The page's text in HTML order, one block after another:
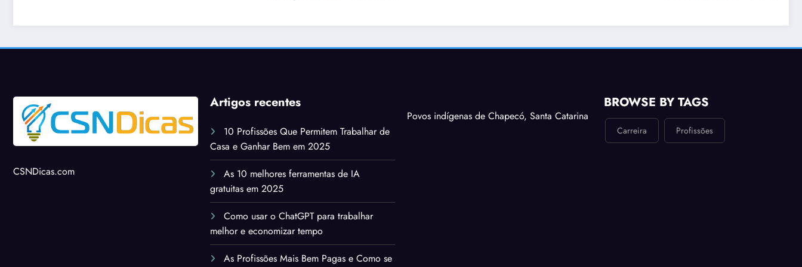
CSNDicas.com
Artigos recentes
10 Profissões Que Permitem Trabalhar de
Casa e Ganhar Bem em 2025
As 10 melhores ferramentas de IA
gratuitas em 2025
Como usar o ChatGPT para trabalhar
melhor e economizar tempo
As Profissões Mais Bem Pagas e Como se
Povos indígenas de Chapecó, Santa Catarina
BROWSE BY TAGS
Carreira Profissões